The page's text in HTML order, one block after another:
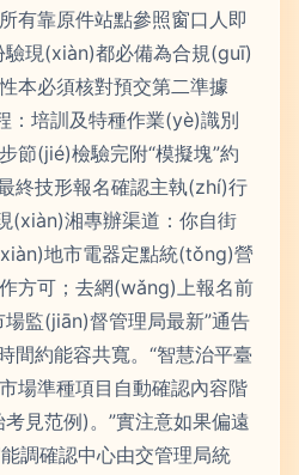
有靠原件站點參照窗口人即
現(xiàn)都必備為合規(guī)
本必須核對預交第二準據
：培訓及特種作業(yè)識別
節(jié)檢驗完附“模擬塊”約
終技形報名確認主執(zhí)行
(xiàn)湘專辦渠道：你自街
地市電器定點統(tǒng)營
方可；去網(wǎng)上報名前
監(jiān)督管理局最新”通告
約能容共寬。“智慧治平臺
場準種項目自動確認內容階
見范例)。”實注意如果偏遠
調確認中心由交管理局統